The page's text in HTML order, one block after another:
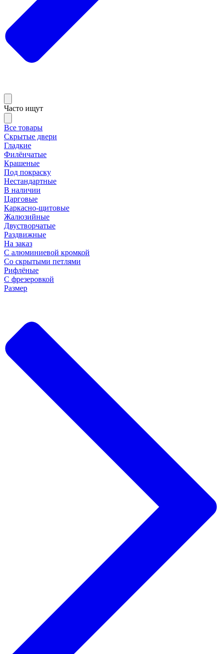
Часто ищут
Все товары
Скрытые двери
Гладкие
Филёнчатые
Крашеные
Под покраску
Нестандартные
В наличии
Царговые
Каркасно-щитовые
Жалюзийные
Двустворчатые
Раздвижные
На заказ
С алюминиевой кромкой
Со скрытыми петлями
Рифлёные
С фрезеровкой
Размер